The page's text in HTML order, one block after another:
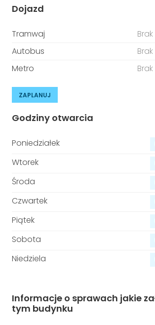
Dojazd
Tramwaj
Autobus
Metro
ZAPLANUJ
Godziny otwarcia
Poniedziałek
Wtorek
Środa
Czwartek
Piątek
Sobota
Niedziela
Informacje o sprawach jakie
tym budynku